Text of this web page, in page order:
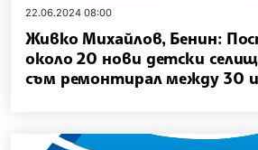
22.06.2024 08:00
Живко Михайлов, Бенин:
около 20 нови детски
съм ремонтирал между 30